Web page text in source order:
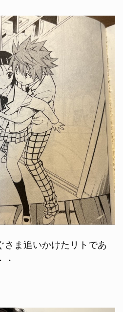
さま追いかけたリトであ
・